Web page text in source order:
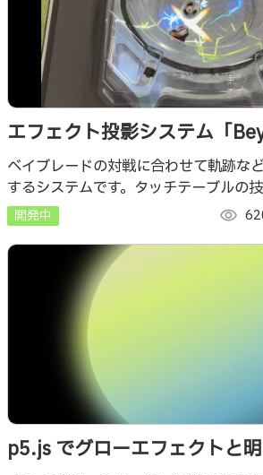
エフェクト投影システム「
ベイブレードの対戦に合わせて軌跡な
するシステムです。タッチテーブルの
す。
開発中 visibility
p5.js でグローエフェクトと